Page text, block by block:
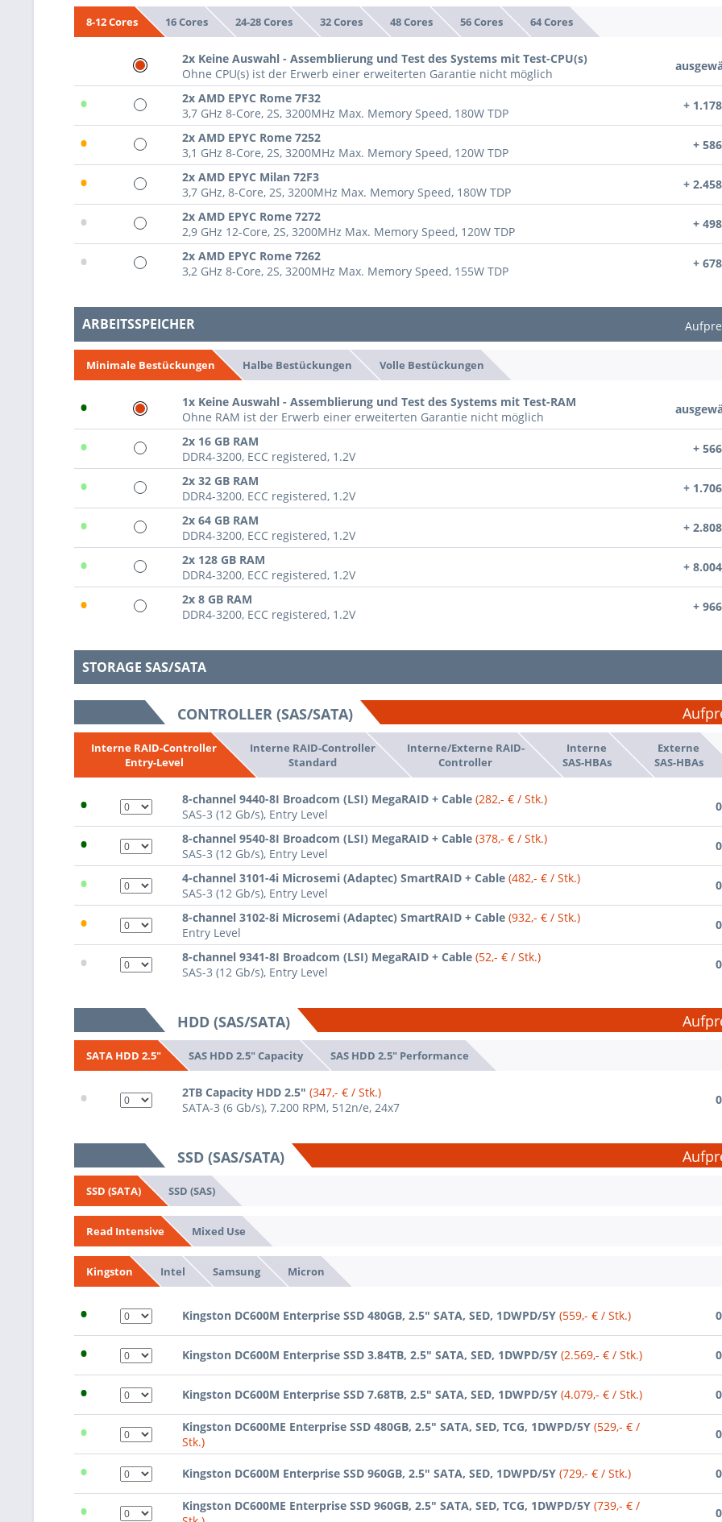
8-12 Cores 16 Cores 24-28 Cores 32 Cores 48 Cores 56 Cores 64 Cores
2x Keine Auswahl - Assemblierung und Test des Systems mit Test-CPU(s)
Ohne CPU(s) ist der Erwerb einer erweiterten Garantie nicht möglich
•
2x AMD EPYC Rome 7F32
3,7 GHz 8-Core, 2S, 3200MHz Max. Memory Speed, 180W TDP
+
•
2x AMD EPYC Rome 7252
3,1 GHz 8-Core, 2S, 3200MHz Max. Memory Speed, 120W TDP
+
•
2x AMD EPYC Milan 72F3
3,7 GHz, 8-Core, 2S, 3200MHz Max. Memory Speed, 180W TDP
+
•
2x AMD EPYC Rome 7272
2,9 GHz 12-Core, 2S, 3200MHz Max. Memory Speed, 120W TDP
+
•
2x AMD EPYC Rome 7262
3,2 GHz 8-Core, 2S, 3200MHz Max. Memory Speed, 155W TDP
+
ARBEITSSPEICHER
Minimale Bestückungen Halbe Bestückungen Volle Bestückungen
•
1x Keine Auswahl - Assemblierung und Test des Systems mit Test-RAM
Ohne RAM ist der Erwerb einer erweiterten Garantie nicht möglich
•
2x 16 GB RAM
DDR4-3200, ECC registered, 1.2V
+
•
2x 32 GB RAM
DDR4-3200, ECC registered, 1.2V
+
•
2x 64 GB RAM
DDR4-3200, ECC registered, 1.2V
+
•
2x 128 GB RAM
DDR4-3200, ECC registered, 1.2V
+
•
2x 8 GB RAM
DDR4-3200, ECC registered, 1.2V
+
STORAGE SAS/SATA
CONTROLLER (SAS/SATA)
Interne RAID-Controller
Entry-Level
Interne RAID-Controller
Standard
Interne/Externe RAID-
Controller
Interne
SAS-HBAs
Externe
SAS-HBAs
• 8-channel 9440-8I Broadcom (LSI) MegaRAID + Cable (282,- € / Stk.)
SAS-3 (12 Gb/s), Entry Level
• 8-channel 9540-8I Broadcom (LSI) MegaRAID + Cable (378,- € / Stk.)
SAS-3 (12 Gb/s), Entry Level
• 4-channel 3101-4i Microsemi (Adaptec) SmartRAID + Cable (482,- € / Stk.)
SAS-3 (12 Gb/s), Entry Level
• 8-channel 3102-8i Microsemi (Adaptec) SmartRAID + Cable (932,- € / Stk.)
Entry Level
• 8-channel 9341-8I Broadcom (LSI) MegaRAID + Cable (52,- € / Stk.)
SAS-3 (12 Gb/s), Entry Level
HDD (SAS/SATA)
SATA HDD 2.5" SAS HDD 2.5" Capacity SAS HDD 2.5" Performance
• 2TB Capacity HDD 2.5" (347,- € / Stk.)
SATA-3 (6 Gb/s), 7.200 RPM, 512n/e, 24x7
SSD (SAS/SATA)
SSD (SATA) SSD (SAS)
Read Intensive Mixed Use
Kingston Intel Samsung Micron
• Kingston DC600M Enterprise SSD 480GB, 2.5" SATA, SED, 1DWPD/5Y (559,- € / Stk.)
• Kingston DC600M Enterprise SSD 3.84TB, 2.5" SATA, SED, 1DWPD/5Y (2.569,- € / Stk.)
• Kingston DC600M Enterprise SSD 7.68TB, 2.5" SATA, SED, 1DWPD/5Y (4.079,- € / Stk.)
• Kingston DC600ME Enterprise SSD 480GB, 2.5" SATA, SED, TCG, 1DWPD/5Y (529,- € /
Stk.)
• Kingston DC600M Enterprise SSD 960GB, 2.5" SATA, SED, 1DWPD/5Y (729,- € / Stk.)
• Kingston DC600ME Enterprise SSD 960GB, 2.5" SATA, SED, TCG, 1DWPD/5Y (739,- € /